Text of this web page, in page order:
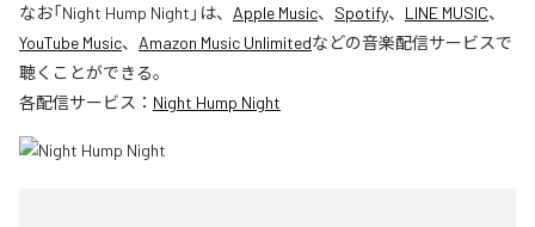
なお「Night Hump Night 」は、 Apple Music、 Spotify、 LINE MUSIC、
YouTube Music、 Amazon Music Unlimitedなどの音楽配信サービスで
聴くことができる。
各配信サービス： Night Hump Night